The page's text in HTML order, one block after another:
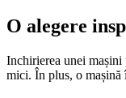
O alegere
Inchirierea unei mașini
mici. În plus, o mașină